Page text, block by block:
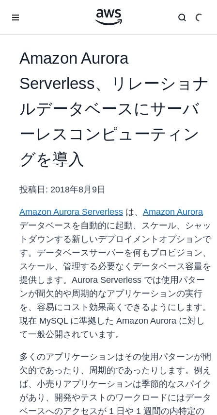
Amazon Aurora
Serverless、リレーショナ
ルデータベースにサーバ
ーレスコンピューティン
グを導入
投稿日: 2018年8月9日
Amazon Aurora Serverless は、 Amazon Aurora
データベースを自動的に起動、スケール、シャッ
トダウンする新しいデプロイメントオプションで
す。データベースサーバーを何もプロビジョン、
スケール、管理する必要なくデータベース容量を
提供します。Aurora Serverless では使用パター
ンが間欠的や周期的なアプリケーションの実行
を、容易にコスト効果高くできるようにします。
現在 MySQL に準拠した Amazon Aurora に対し
て一般公開されています。
多くのアプリケーションはその使用パターンが間
欠的であったり、周期的であったりします。例え
ば、小売りアプリケーションは季節的なスパイク
があり、開発やテストのワークロードにはデータ
ベースへのアクセスが 1 日や 1 週間の内特定の